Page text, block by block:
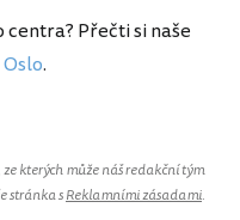
centra? Přečti si naše
.
kterých může náš redakční tým
stránka sReklamními zásadami.